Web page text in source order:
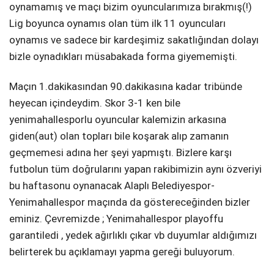
Instagram
Youtube
oynamamış ve maçı bizim oyuncularımıza bırakmış(!)
Lig boyunca oynamıs olan tüm ilk 11 oyuncuları
oynamıs ve sadece bir kardeşimiz sakatlığından dolayı
bizle oynadıkları müsabakada forma giyememişti.
Maçın 1.dakikasından 90.dakikasına kadar tribünde
heyecan içindeydim. Skor 3-1 ken bile
yenimahallesporlu oyuncular kalemizin arkasına
giden(aut) olan topları bile koşarak alıp zamanın
geçmemesi adına her şeyi yapmıştı. Bizlere karşı
futbolun tüm doğrularını yapan rakibimizin aynı özveriyi
bu haftasonu oynanacak Alaplı Belediyespor-
Yenimahallespor maçında da göstereceğinden bizler
eminiz. Çevremizde ; Yenimahallespor playoffu
garantiledi , yedek ağırlıklı çıkar vb duyumlar aldığımızı
belirterek bu açıklamayı yapma gereği buluyorum.